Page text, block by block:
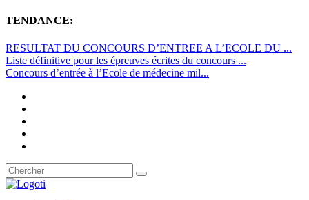
TENDANCE:
RESULTAT DU CONCOURS D’ENTREE A L’ECOLE DU ...
Liste définitive pour les épreuves écrites du concours ...
Concours d’entrée à l’Ecole de médecine mil...